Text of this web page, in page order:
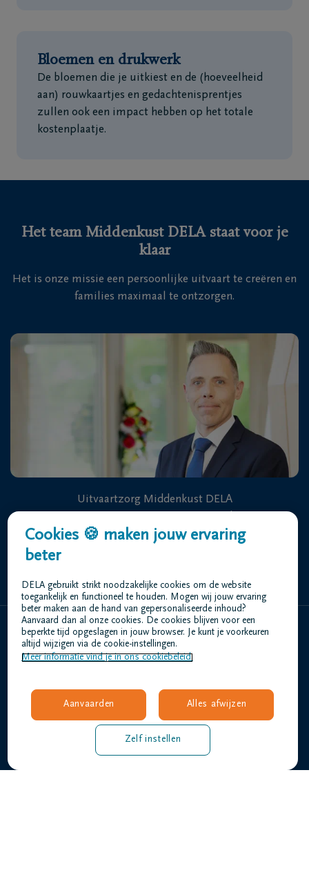
Bloemen en drukwerk
De bloemen die je uitkiest en de (hoeveelheid
aan) rouwkaartjes en gedachtenisprentjes
zullen ook een impact hebben op het totale
kostenplaatje.
Het team Middenkust DELA staat voor je
klaar
Het is onze missie een persoonlijke uitvaart te creëren en
families maximaal te ontzorgen.
Uitvaartzorg Middenkust DELA
Home
Wie zijn we
Uitvaart regelen
Ons uitvaartcentrum
Veelgestelde vragen
Cookies 🍪 maken jouw ervaring
beter
DELA gebruikt strikt noodzakelijke cookies om de website
toegankelijk en functioneel te houden. Mogen wij jouw ervaring
beter maken aan de hand van gepersonaliseerde inhoud?
Aanvaard dan al onze cookies. De cookies blijven voor een
beperkte tijd opgeslagen in jouw browser. Je kunt je voorkeuren
altijd wijzigen via de cookie-instellingen.
Meer informatie vind je in ons cookiebeleid.
Aanvaarden Alles afwijzen
Zelf instellen